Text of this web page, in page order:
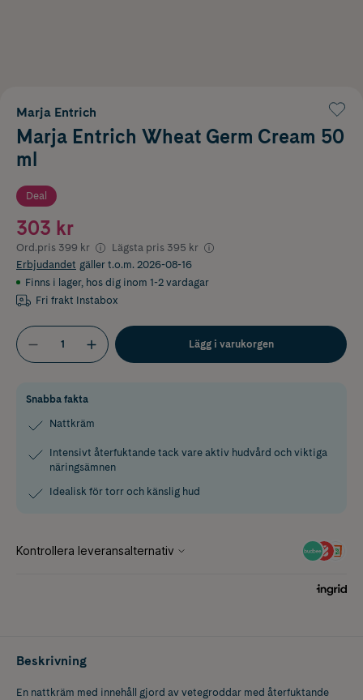
Marja Entrich
Marja Entrich Wheat Germ Cream 50
ml
Deal
303 kr
Ord.pris 399 kr Lägsta pris 395 kr
Erbjudandet gäller t.o.m. 2026-08-16
Finns i lager, hos dig inom 1-2 vardagar
Fri frakt Instabox
Lägg i varukorgen
Snabba fakta
Nattkräm
Intensivt återfuktande tack vare aktiv hudvård och viktiga
näringsämnen
Idealisk för torr och känslig hud
Beskrivning
En nattkräm med innehåll gjord av vetegroddar med återfuktande